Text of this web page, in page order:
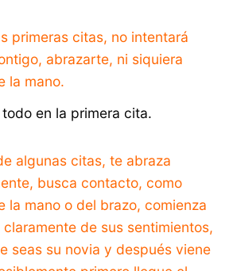
primeras citas, no intentará
abrazarte, ni siquiera
la mano.
en la primera cita.
algunas citas, te abraza
busca contacto, como
la mano o del brazo, comienza
de sus sentimientos,
seas su novia y después viene